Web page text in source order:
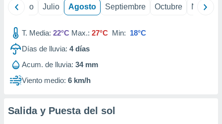
Junio Julio Agosto Septiembre Octubre
T. Media: 22°C Max.: 27°C Min: 18°C
Días de lluvia: 4días
Acum. de lluvia: 34 mm
Viento medio: 6 km/h
Salida y Puesta del sol